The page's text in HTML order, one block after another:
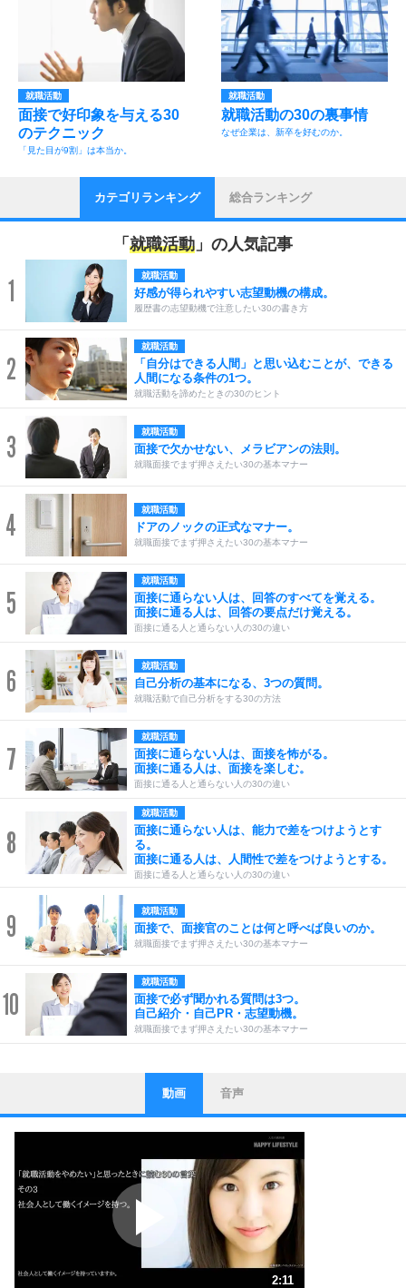
就職活動
面接で好印象を与える30
のテクニック
「見た目が9割」は本当か。
就職活動
就職活動の30の裏事情
なぜ企業は、新卒を好むのか。
カテゴリランキング 総合ランキング
「 就職活動 」の人気記事
1 就職活動
好感が得られやすい志望動機の構成。
履歴書の志望動機で注意したい30の書き方
2
就職活動
「自分はできる人間」と思い込むことが、できる
人間になる条件の1つ。
就職活動を諦めたときの30のヒント
3 就職活動
面接で欠かせない、メラビアンの法則。
就職面接でまず押さえたい30の基本マナー
4 就職活動
ドアのノックの正式なマナー。
就職面接でまず押さえたい30の基本マナー
5
就職活動
面接に通らない人は、回答のすべてを覚える。
面接に通る人は、回答の要点だけ覚える。
面接に通る人と通らない人の30の違い
6 就職活動
自己分析の基本になる、3つの質問。
就職活動で自己分析をする30の方法
7
就職活動
面接に通らない人は、面接を怖がる。
面接に通る人は、面接を楽しむ。
面接に通る人と通らない人の30の違い
8
就職活動
面接に通らない人は、能力で差をつけようとす
る。
面接に通る人は、人間性で差をつけようとする。
面接に通る人と通らない人の30の違い
9 就職活動
面接で、面接官のことは何と呼べば良いのか。
就職面接でまず押さえたい30の基本マナー
10
就職活動
面接で必ず聞かれる質問は3つ。
自己紹介・自己PR・志望動機。
就職面接でまず押さえたい30の基本マナー
1
ストレス対策
他人と比べない。
いっそのこと、他人を見ない。
いらいらしない人になる30の方法
ポジティブになれない原因は、行動しないから。
ポジティブ思考になる30の方法
ストレス対策
人生、なんとかなるもの。
動画 音声
2:11